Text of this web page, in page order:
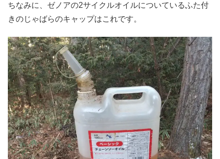
ちなみに、ゼノアの2サイクルオイルについているふた付
きのじゃばらのキャップはこれです。